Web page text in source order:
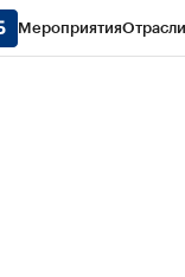
МероприятияОтрасли